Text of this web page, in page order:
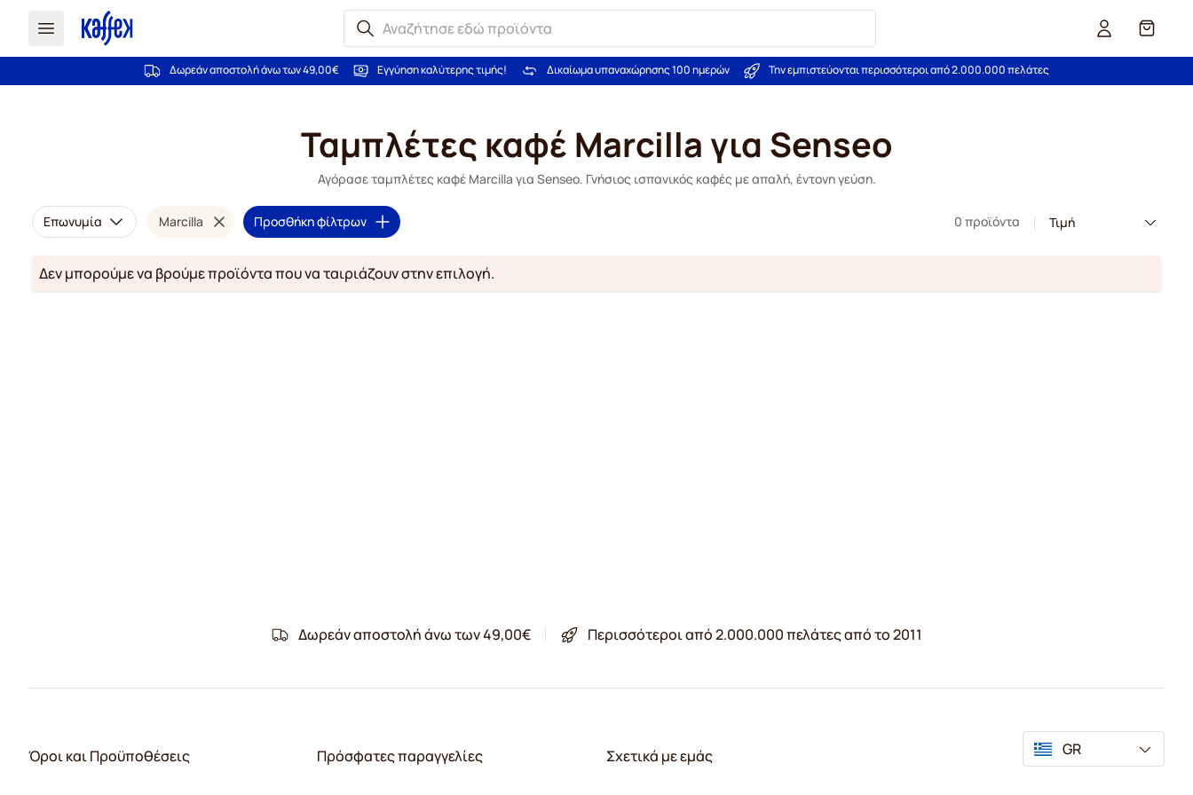
Καλάθι
Δωρεάν αποστολή άνω των 49,00€ Εγγύηση καλύτερης τιμής! Δικαίωμα υπαναχώρησης 100 ημερών Την εμπιστεύονται περισσότεροι από 2.000.000 πελάτες
Ταμπλέτες καφέ Marcilla για Senseo
Αγόρασε ταμπλέτες καφέ Marcilla για Senseo. Γνήσιος ισπανικός καφές με απαλή, έντονη γεύση.
Επωνυμία Marcilla Προσθήκη φίλτρων 0 προϊόντα
Δεν μπορούμε να βρούμε προϊόντα που να ταιριάζουν στην επιλογή.
Δωρεάν αποστολή άνω των 49,00€ Περισσότεροι από 2.000.000 πελάτες από το 2011
Όροι και Προϋποθέσεις Πρόσφατες παραγγελίες Σχετικά με εμάς GR